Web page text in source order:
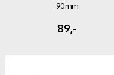
90mm
89,-